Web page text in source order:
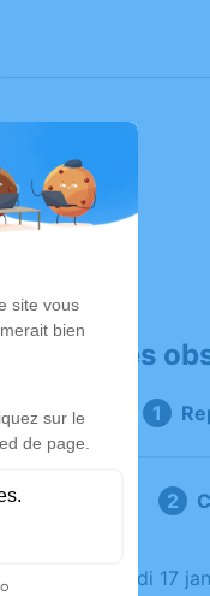
Déroulé des
Le vendredi 17